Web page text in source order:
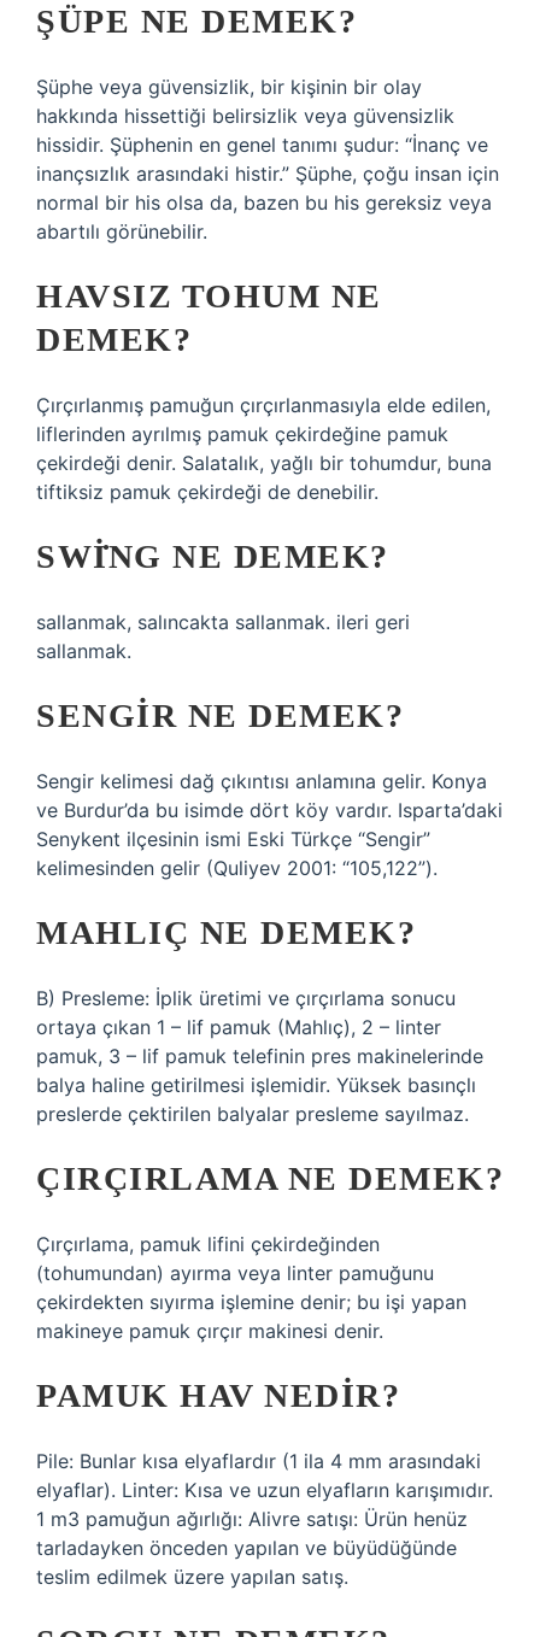
ŞÜPE NE DEMEK?
Şüphe veya güvensizlik, bir kişinin bir olay
hakkında hissettiği belirsizlik veya güvensizlik
hissidir. Şüphenin en genel tanımı şudur: “İnanç ve
inançsızlık arasındaki histir.” Şüphe, çoğu insan için
normal bir his olsa da, bazen bu his gereksiz veya
abartılı görünebilir.
HAVSIZ TOHUM NE
DEMEK?
Çırçırlanmış pamuğun çırçırlanmasıyla elde edilen,
liflerinden ayrılmış pamuk çekirdeğine pamuk
çekirdeği denir. Salatalık, yağlı bir tohumdur, buna
tiftiksiz pamuk çekirdeği de denebilir.
SWİNG NE DEMEK?
sallanmak, salıncakta sallanmak. ileri geri
sallanmak.
SENGIR NE DEMEK?
Sengir kelimesi dağ çıkıntısı anlamına gelir. Konya
ve Burdur’da bu isimde dört köy vardır. Isparta’daki
Senykent ilçesinin ismi Eski Türkçe “Sengir”
kelimesinden gelir (Quliyev 2001: “105,122”).
MAHLIÇ NE DEMEK?
B) Presleme: İplik üretimi ve çırçırlama sonucu
ortaya çıkan 1 – lif pamuk (Mahlıç), 2 – linter
pamuk, 3 – lif pamuk telefinin pres makinelerinde
balya haline getirilmesi işlemidir. Yüksek basınçlı
preslerde çektirilen balyalar presleme sayılmaz.
ÇIRÇIRLAMA NE DEMEK?
Çırçırlama, pamuk lifini çekirdeğinden
(tohumundan) ayırma veya linter pamuğunu
çekirdekten sıyırma işlemine denir; bu işi yapan
makineye pamuk çırçır makinesi denir.
PAMUK HAV NEDIR?
Pile: Bunlar kısa elyaflardır (1 ila 4 mm arasındaki
elyaflar). Linter: Kısa ve uzun elyafların karışımıdır.
1 m3 pamuğun ağırlığı: Alivre satışı: Ürün henüz
tarladayken önceden yapılan ve büyüdüğünde
teslim edilmek üzere yapılan satış.